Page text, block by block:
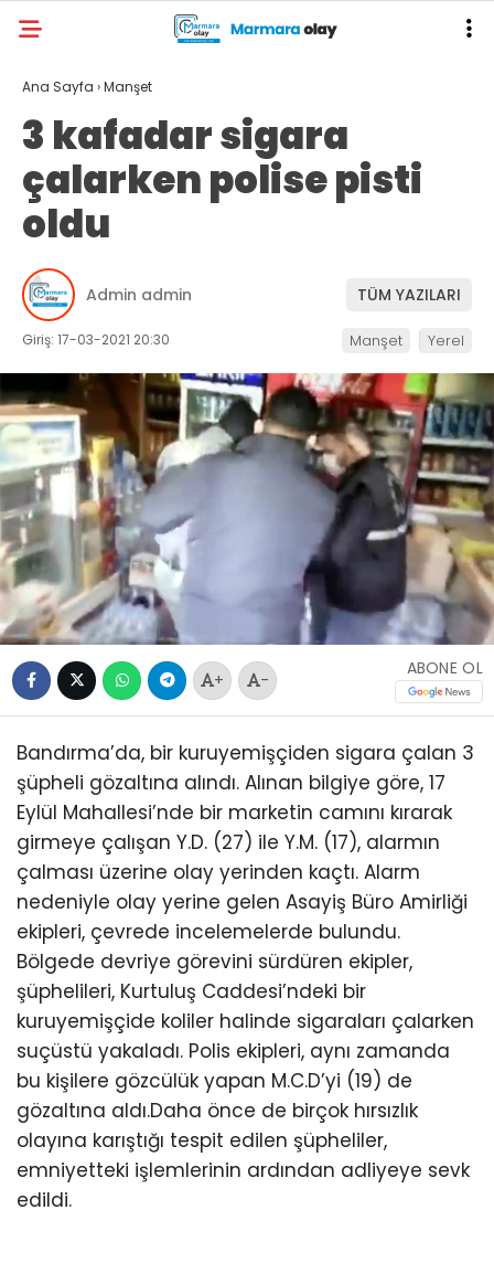
Ana Sayfa ›Manşet
3 kafadar sigara
çalarken polise pisti
oldu
Admin admin TÜM YAZILARI
Giriş: 17-03-2021 20:30 Manşet Yerel
+ -
ABONE OL
Bandırma’da, bir kuruyemişçiden sigara çalan 3
şüpheli gözaltına alındı. Alınan bilgiye göre, 17
Eylül Mahallesi’nde bir marketin camını kırarak
girmeye çalışan Y.D. (27) ile Y.M. (17), alarmın
çalması üzerine olay yerinden kaçtı. Alarm
nedeniyle olay yerine gelen Asayiş Büro Amirliği
ekipleri, çevrede incelemelerde bulundu.
Bölgede devriye görevini sürdüren ekipler,
şüphelileri, Kurtuluş Caddesi’ndeki bir
kuruyemişçide koliler halinde sigaraları çalarken
suçüstü yakaladı. Polis ekipleri, aynı zamanda
bu kişilere gözcülük yapan M.C.D’yi (19) de
gözaltına aldı.Daha önce de birçok hırsızlık
olayına karıştığı tespit edilen şüpheliler,
emniyetteki işlemlerinin ardından adliyeye sevk
edildi.